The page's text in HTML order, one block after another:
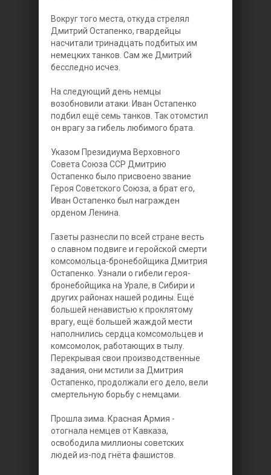
Вокруг того места, откуда стрелял
Дмитрий Остапенко, гвардейцы
насчитали тринадцать подбитых им
немецких танков. Сам же Дмитрий
бесследно исчез.
На следующий день немцы
возобновили атаки. Иван Остапенко
подбил ещё семь танков. Так отомстил
он врагу за гибель любимого брата.
Указом Президиума Верховного
Совета Союза ССР Дмитрию
Остапенко было присвоено звание
Героя Советского Союза, а брат его,
Иван Остапенко был награжден
орденом Ленина.
Газеты разнесли по всей стране весть
о славном подвиге и геройской смерти
комсомольца-бронебойщика Дмитрия
Остапенко. Узнали о гибели героя-
бронебойщика на Урале, в Сибири и
других районах нашей родины. Ещё
большей ненавистью к проклятому
врагу, ещё большей жаждой мести
наполнились сердца комсомольцев и
комсомолок, работающих в тылу.
Перекрывая свои производственные
задания, они мстили за Дмитрия
Остапенко, продолжали его дело, вели
смертельную борьбу с немцами.
Прошла зима. Красная Армия -
отогнала немцев от Кавказа,
освободила миллионы советских
людей из-под гнёта фашистов.